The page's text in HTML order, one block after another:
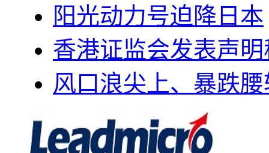
阳光动力号迫降日本
香港证监会发表声
风口浪尖上、暴跌